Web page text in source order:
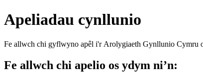
Apeliadau cynllunio
Fe allwch chi gyflwyno apêl i'r Arolygiaeth Gynllunio Cymru
Fe allwch chi apelio os ydym ni’n: